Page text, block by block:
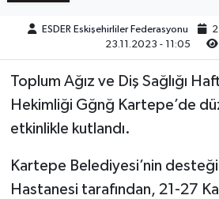
ESDER Eskişehirliler Federasyonu
23.11.2023 - 11:05
Toplum Ağız ve Diş Sağlığı
Hekimliği Gğnğ Kartepe’de
etkinlikle kutlandı.
Kartepe Belediyesi’nin
Hastanesi tarafından, 21-27